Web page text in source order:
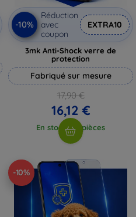
-10%
Réduction
avec
coupon
EXTRA10
3mk Anti-Shock verre de
protection
Fabriqué sur mesure
17,90 €
16,12 €
En stock > 5 pièces
-10%